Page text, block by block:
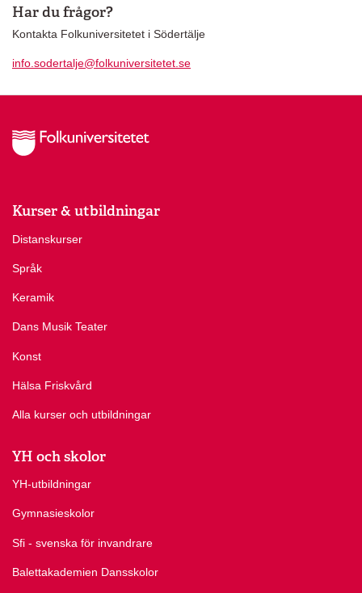
Har du frågor?
Kontakta Folkuniversitetet i Södertälje
info.sodertalje@folkuniversitetet.se
Kurser & utbildningar
Distanskurser
Språk
Keramik
Dans Musik Teater
Konst
Hälsa Friskvård
Alla kurser och utbildningar
YH och skolor
YH-utbildningar
Gymnasieskolor
Sfi - svenska för invandrare
Balettakademien Dansskolor